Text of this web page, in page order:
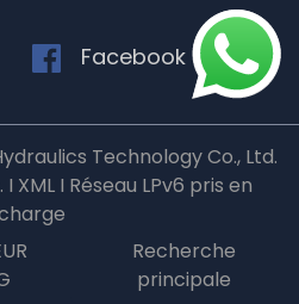
Facebook
Technology Co., Ltd.
XML I Réseau LPv6 pris en
Recherche
principale